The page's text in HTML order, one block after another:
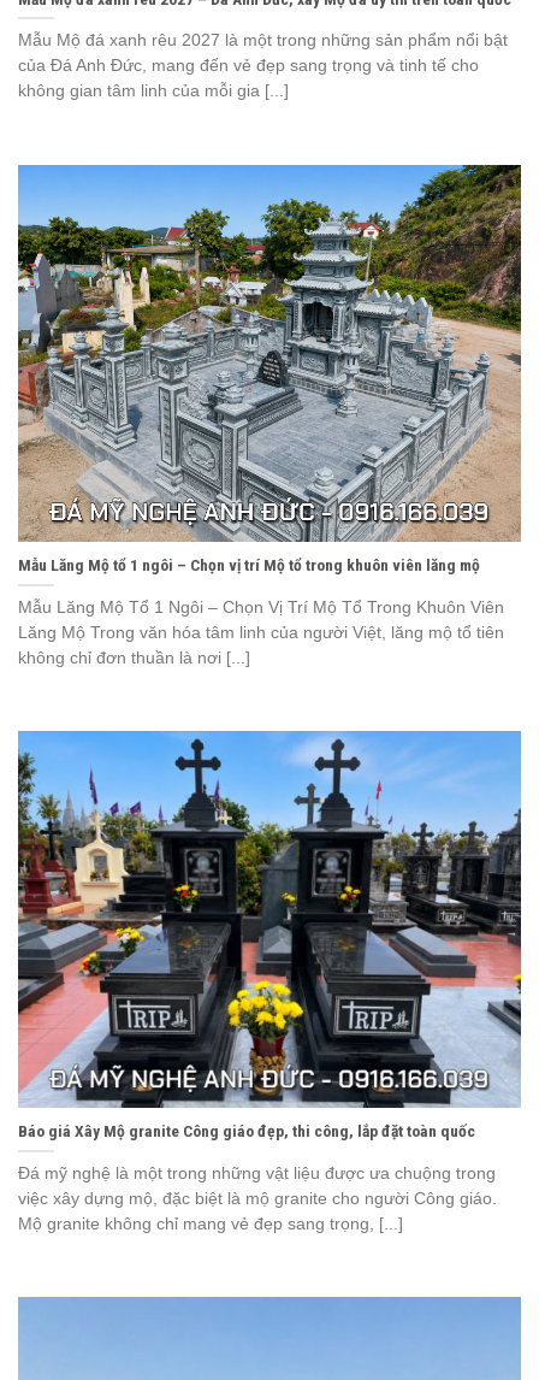
Mẫu Mộ đá xanh rêu 2027 là một trong những sản phẩm nổi bật
của Đá Anh Đức, mang đến vẻ đẹp sang trọng và tinh tế cho
không gian tâm linh của mỗi gia [...]
Mẫu Lăng Mộ tổ 1 ngôi – Chọn vị trí Mộ tổ trong khuôn viên lăng mộ
Mẫu Lăng Mộ Tổ 1 Ngôi – Chọn Vị Trí Mộ Tổ Trong Khuôn Viên
Lăng Mộ Trong văn hóa tâm linh của người Việt, lăng mộ tổ tiên
không chỉ đơn thuần là nơi [...]
Báo giá Xây Mộ granite Công giáo đẹp, thi công, lắp đặt toàn quốc
Đá mỹ nghệ là một trong những vật liệu được ưa chuộng trong
việc xây dựng mộ, đặc biệt là mộ granite cho người Công giáo.
Mộ granite không chỉ mang vẻ đẹp sang trọng, [...]